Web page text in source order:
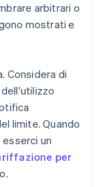
arbitrari o
mostrati e
Considera di
limite. Quando
un
per